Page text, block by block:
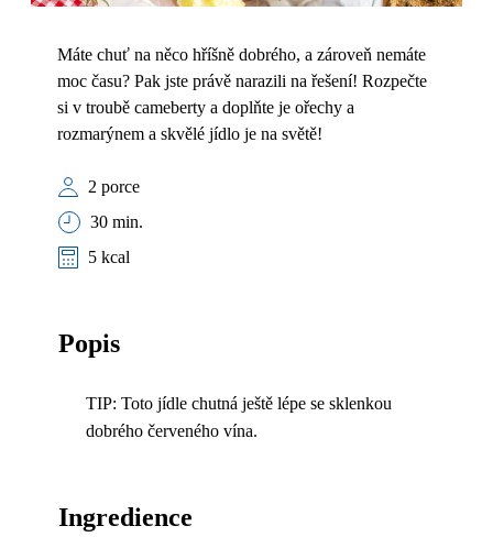
Máte chuť na něco hříšně dobrého, a zároveň nemáte
moc času? Pak jste právě narazili na řešení! Rozpečte
si v troubě cameberty a doplňte je ořechy a
rozmarýnem a skvělé jídlo je na světě!
2 porce
30 min.
5 kcal
Popis
TIP: Toto jídle chutná ještě lépe se sklenkou
dobrého červeného vína.
Ingredience